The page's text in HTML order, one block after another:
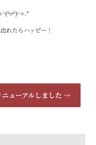
れたらハッピー！
ューアルしました →